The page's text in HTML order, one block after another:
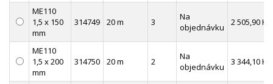
ME110
1,5 x 150
mm
314749 20 m 3
Na
objednávku
2 505,90 Kč
ME110
1,5 x 200
mm
314750 20 m 2
Na
objednávku
3 344,10 Kč